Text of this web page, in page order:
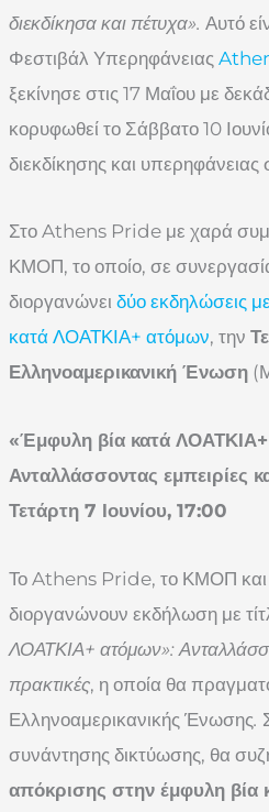
διεκδίκησα και πέτυχα». Αυτό
Φεστιβάλ Υπερηφάνειας
ξεκίνησε στις 17 Μαΐου με
κορυφωθεί το Σάββατο 10
διεκδίκησης και
Στο Athens Pride με χαρά
ΚΜΟΠ, το οποίο, σε
διοργανώνει δύο εκδηλώσεις
κατά ΛΟΑΤΚΙΑ+ ατόμων, την
Ελληνοαμερικανική Ένωση
«Έμφυλη βία κατά
Ανταλλάσσοντας εμπειρίες
Τετάρτη 7 Ιουνίου, 17:00
Το Athens Pride, το ΚΜΟΠ
διοργανώνουν εκδήλωση με
ΛΟΑΤΚΙΑ+ ατόμων»:
πρακτικές, η οποία θα
Ελληνοαμερικανικής Ένωσης.
συνάντησης δικτύωσης, θα
απόκρισης στην έμφυλη